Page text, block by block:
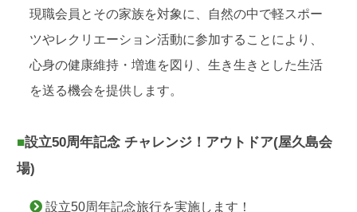
現職会員とその家族を対象に、自然の中で軽スポー
ツやレクリエーション活動に参加することにより、
心身の健康維持・増進を図り、生き生きとした生活
を送る機会を提供します。
■設立50周年記念 チャレンジ！アウトドア(屋久島会
場)
設立50周年記念旅行を実施します！